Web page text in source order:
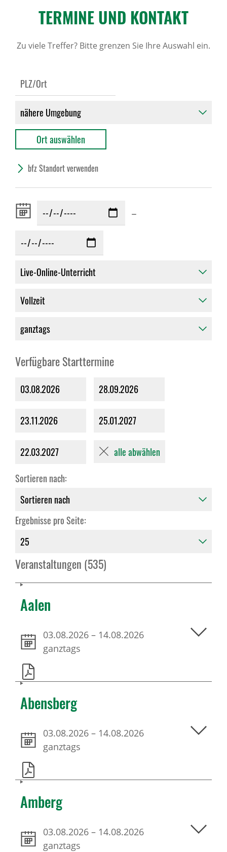
TERMINE UND KONTAKT
Zu viele Treffer? Bitte grenzen Sie Ihre Auswahl ein.
bfz Standort verwenden
Zeitraum
von:
–
Verfügbare Starttermine
03.08.2026 28.09.2026
23.11.2026 25.01.2027
22.03.2027 alle abwählen
Sortieren nach:
Ergebnisse pro Seite:
Veranstaltungen (535)
Aalen
03.08.2026 – 14.08.2026
ganztags
Abensberg
03.08.2026 – 14.08.2026
ganztags
Amberg
03.08.2026 – 14.08.2026
ganztags